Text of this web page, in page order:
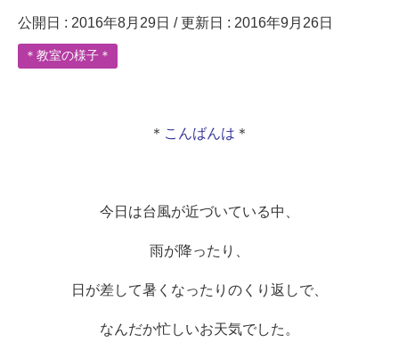
公開日 : 2016年8月29日 / 更新日 : 2016年9月26日
＊教室の様子＊
＊ こんばんは ＊
今日は台風が近づいている中、
雨が降ったり、
日が差して暑くなったりのくり返しで、
なんだか忙しいお天気でした。